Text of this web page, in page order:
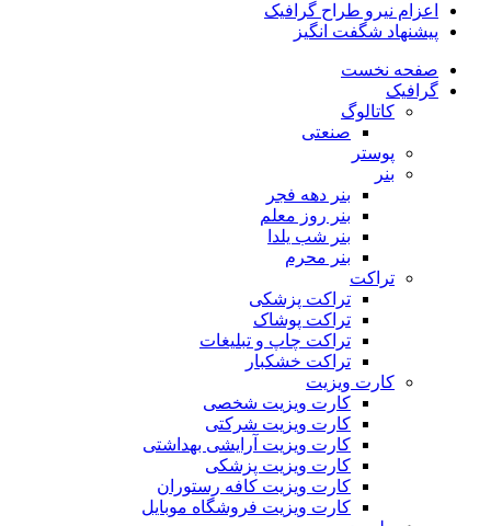
اعزام نیرو طراح گرافیک
پیشنهاد شگفت انگیز
صفحه نخست
گرافیک
کاتالوگ
صنعتی
پوستر
بنر
بنر دهه فجر
بنر روز معلم
بنر شب یلدا
بنر محرم
تراکت
تراکت پزشکی
تراکت پوشاک
تراکت چاپ و تبلیغات
تراکت خشکبار
کارت ویزیت
کارت ویزیت شخصی
کارت ویزیت شرکتی
کارت ویزیت آرایشی بهداشتی
کارت ویزیت پزشکی
کارت ویزیت کافه رستوران
کارت ویزیت فروشگاه موبایل